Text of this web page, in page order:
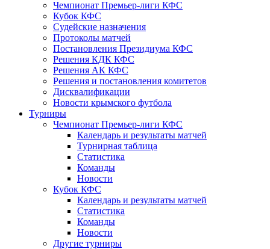
Чемпионат Премьер-лиги КФС
Кубок КФС
Судейские назначения
Протоколы матчей
Постановления Президиума КФС
Решения КДК КФС
Решения АК КФС
Решения и постановления комитетов
Дисквалификации
Новости крымского футбола
Турниры
Чемпионат Премьер-лиги КФС
Календарь и результаты матчей
Турнирная таблица
Статистика
Команды
Новости
Кубок КФС
Календарь и результаты матчей
Статистика
Команды
Новости
Другие турниры